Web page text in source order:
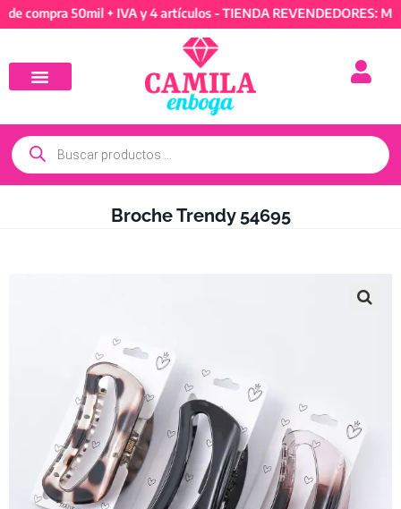
compra 50mil + IVA y 4 artículos - TIENDA REVENDEDORES:
Broche Trendy 54695